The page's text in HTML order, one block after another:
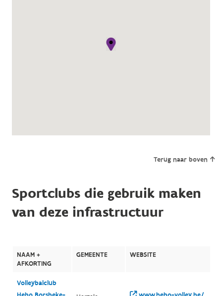
Terug naar boven
Sportclubs die gebruik maken
van deze infrastructuur
NAAM +
AFKORTING
GEMEENTE WEBSITE
Volleybalclub